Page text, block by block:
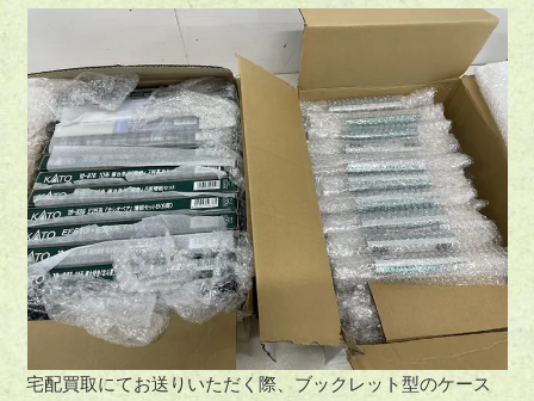
宅配買取にてお送りいただく際、ブックレット型のケース